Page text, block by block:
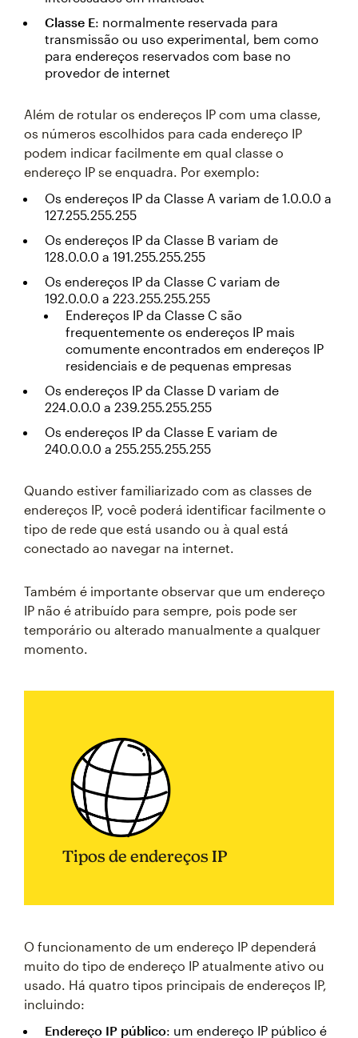
Classe E: normalmente reservada para
transmissão ou uso experimental, bem como
para endereços reservados com base no
provedor de internet
Além de rotular os endereços IP com uma classe,
os números escolhidos para cada endereço IP
podem indicar facilmente em qual classe o
endereço IP se enquadra. Por exemplo:
Os endereços IP da Classe A variam de 1.0.0.0 a
127.255.255.255
Os endereços IP da Classe B variam de
128.0.0.0 a 191.255.255.255
Os endereços IP da Classe C variam de
192.0.0.0 a 223.255.255.255
Endereços IP da Classe C são
frequentemente os endereços IP mais
comumente encontrados em endereços IP
residenciais e de pequenas empresas
Os endereços IP da Classe D variam de
224.0.0.0 a 239.255.255.255
Os endereços IP da Classe E variam de
240.0.0.0 a 255.255.255.255
Quando estiver familiarizado com as classes de
endereços IP, você poderá identificar facilmente o
tipo de rede que está usando ou à qual está
conectado ao navegar na internet.
Também é importante observar que um endereço
IP não é atribuído para sempre, pois pode ser
temporário ou alterado manualmente a qualquer
momento.
Tipos de endereços IP
O funcionamento de um endereço IP dependerá
muito do tipo de endereço IP atualmente ativo ou
usado. Há quatro tipos principais de endereços IP,
incluindo:
Endereço IP público: um endereço IP público é